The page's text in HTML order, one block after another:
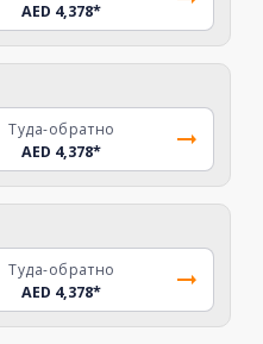
AED 4,378*
Туда-обратно
AED 4,378*
Туда-обратно
AED 4,378*